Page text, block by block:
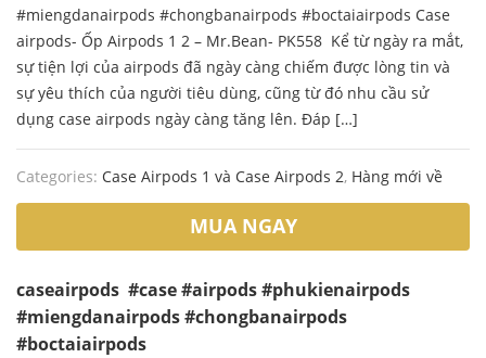
#miengdanairpods #chongbanairpods #boctaiairpods Case
airpods- Ốp Airpods 1 2 – Mr.Bean- PK558 Kể từ ngày ra mắt,
sự tiện lợi của airpods đã ngày càng chiếm được lòng tin và
sự yêu thích của người tiêu dùng, cũng từ đó nhu cầu sử
dụng case airpods ngày càng tăng lên. Đáp […]
Categories: Case Airpods 1 và Case Airpods 2, Hàng mới về
MUA NGAY
caseairpods #case #airpods #phukienairpods
#miengdanairpods #chongbanairpods
#boctaiairpods